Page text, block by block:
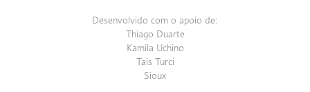
Desenvolvido com o apoio de:
Thiago Duarte
Kamila Uchino
Tais Turci
Sioux